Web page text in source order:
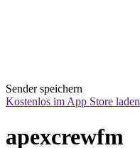
Sender speichern
Kostenlos im App Store laden
apexcrewfm